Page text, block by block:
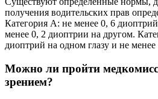
получения водительских прав
Категория А: не менее 0, 6
менее 0, 2 диоптрии на другом.
диоптрий на одном глазу и не
Можно ли пройти
зрением?